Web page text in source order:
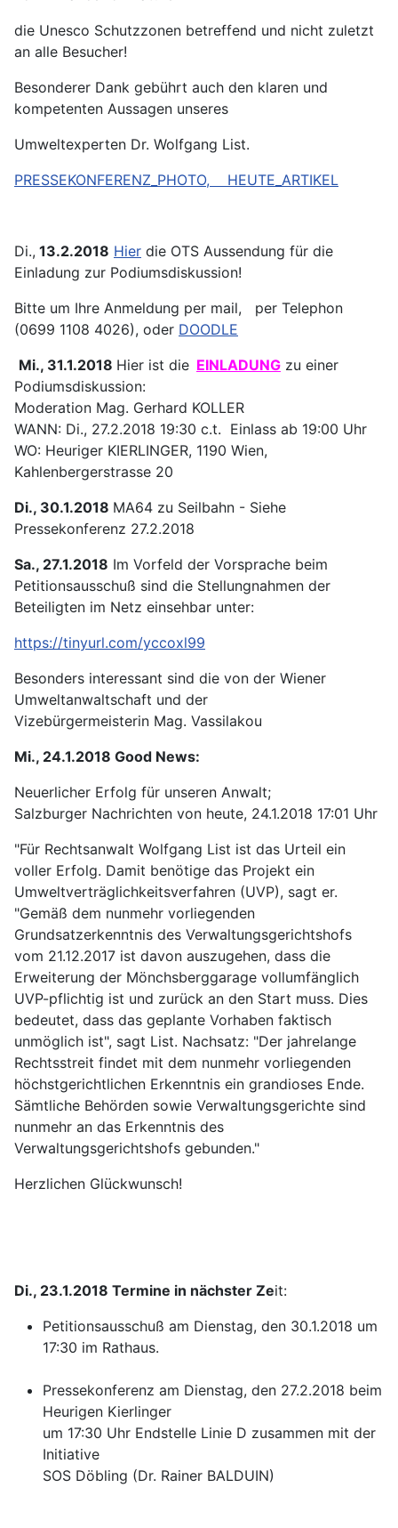
die Unesco Schutzzonen betreffend und nicht zuletzt
an alle Besucher!
Besonderer Dank gebührt auch den klaren und
kompetenten Aussagen unseres
Umweltexperten Dr. Wolfgang List.
PRESSEKONFERENZ_PHOTO,
HEUTE_ARTIKEL
Di., 13.2.2018 Hier die OTS Aussendung für die
Einladung zur Podiumsdiskussion!
Bitte um Ihre Anmeldung per mail, per Telephon
(0699 1108 4026), oder DOODLE
Mi., 31.1.2018 Hier ist die EINLADUNG zu einer
Podiumsdiskussion:
Moderation Mag. Gerhard KOLLER
WANN: Di., 27.2.2018 19:30 c.t. Einlass ab 19:00 Uhr
WO: Heuriger KIERLINGER, 1190 Wien,
Kahlenbergerstrasse 20
Di., 30.1.2018 MA64 zu Seilbahn - Siehe
Pressekonferenz 27.2.2018
Sa., 27.1.2018 Im Vorfeld der Vorsprache beim
Petitionsausschuß sind die Stellungnahmen der
Beteiligten im Netz einsehbar unter:
https://tinyurl.com/yccoxl99
Besonders interessant sind die von der Wiener
Umweltanwaltschaft und der
Vizebürgermeisterin Mag. Vassilakou
Mi., 24.1.2018 Good News:
Neuerlicher Erfolg für unseren Anwalt;
Salzburger Nachrichten von heute, 24.1.2018 17:01 Uhr
"Für Rechtsanwalt Wolfgang List ist das Urteil ein
voller Erfolg. Damit benötige das Projekt ein
Umweltverträglichkeitsverfahren (UVP), sagt er.
"Gemäß dem nunmehr vorliegenden
Grundsatzerkenntnis des Verwaltungsgerichtshofs
vom 21.12.2017 ist davon auszugehen, dass die
Erweiterung der Mönchsberggarage vollumfänglich
UVP-pflichtig ist und zurück an den Start muss. Dies
bedeutet, dass das geplante Vorhaben faktisch
unmöglich ist", sagt List. Nachsatz: "Der jahrelange
Rechtsstreit findet mit dem nunmehr vorliegenden
höchstgerichtlichen Erkenntnis ein grandioses Ende.
Sämtliche Behörden sowie Verwaltungsgerichte sind
nunmehr an das Erkenntnis des
Verwaltungsgerichtshofs gebunden."
Herzlichen Glückwunsch!
Di., 23.1.2018 Termine in nächster Zeit:
Petitionsausschuß am Dienstag, den 30.1.2018 um
17:30 im Rathaus.
Pressekonferenz am Dienstag, den 27.2.2018 beim
Heurigen Kierlinger
um 17:30 Uhr Endstelle Linie D zusammen mit der
Initiative
SOS Döbling (Dr. Rainer BALDUIN)